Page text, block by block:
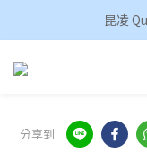
香港地區買
昆凌
香港地區買
分享到